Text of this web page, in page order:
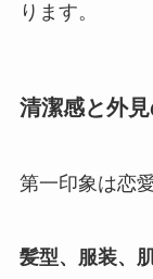
ります。
清潔感と外
第一印象は恋
髪型、服装、